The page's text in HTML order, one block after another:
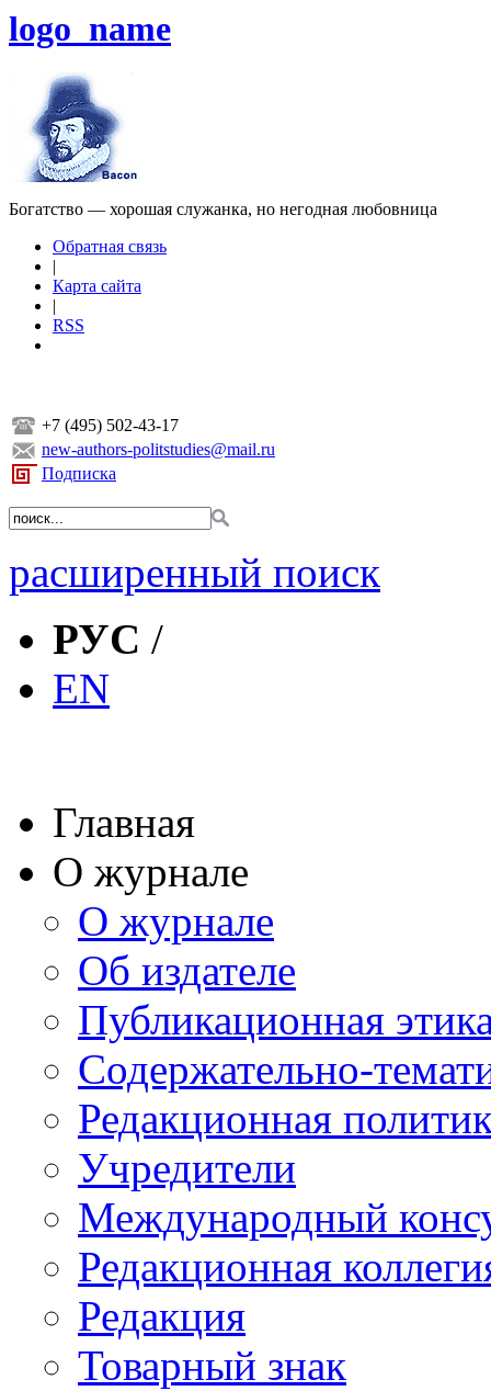
logo_name
Богатство — хорошая служанка, но негодная любовница
Обратная связь
|
Карта сайта
|
RSS
+7 (495) 502-43-17
new-authors-politstudies@mail.ru
Подписка
расширенный поиск
РУС /
EN
Главная
О журнале
О журнале
Об издателе
Публикационная
Содержательно-
Редакционная
Учредители
Международный
Редакционная
Редакция
Товарный знак